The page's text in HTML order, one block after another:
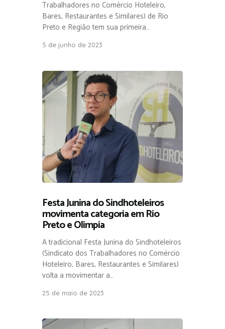
Trabalhadores no Comércio Hoteleiro,
Bares, Restaurantes e Similares) de Rio
Preto e Região tem sua primeira…
5 de junho de 2023
Festa Junina do Sindhoteleiros
movimenta categoria em Rio
Preto e Olimpia
A tradicional Festa Junina do Sindhoteleiros
(Sindicato dos Trabalhadores no Comércio
Hoteleiro, Bares, Restaurantes e Similares)
volta a movimentar a…
25 de maio de 2023